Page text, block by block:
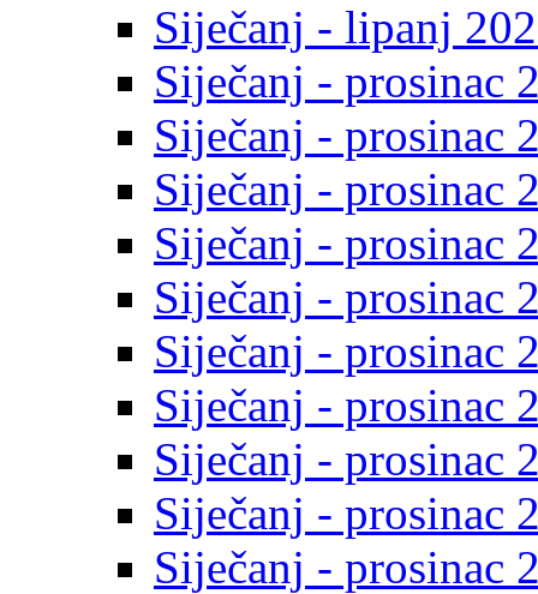
Siječanj - lipanj
Siječanj - prosinac
Siječanj - prosinac
Siječanj - prosinac
Siječanj - prosinac
Siječanj - prosinac
Siječanj - prosinac
Siječanj - prosinac
Siječanj - prosinac
Siječanj - prosinac
Siječanj - prosinac